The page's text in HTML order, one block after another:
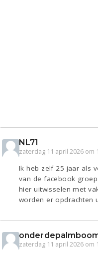
NL71
zaterdag 11 april 2026 om
Ik heb zelf 25 jaar als
van de facebook
hier uitwisselen met
worden er opdrachten
zaterdag 11 april 2026 om